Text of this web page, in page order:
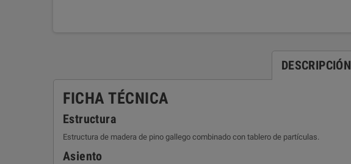
DESCRIPCIÓN
FICHA TÉCNICA
Estructura
Estructura de madera de pino gallego combinado con tablero de partículas.
Asiento